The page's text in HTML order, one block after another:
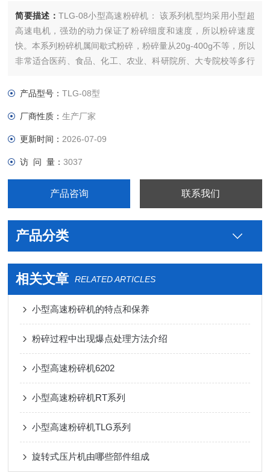
简要描述：TLG-08小型高速粉碎机： 该系列机型均采用小型超
高速电机，强劲的动力保证了粉碎细度和速度，所以粉碎速度
快。本系列粉碎机属间歇式粉碎，粉碎量从20g-400g不等，所以
非常适合医药、食品、化工、农业、科研院所、大专院校等多行
直接放入粉碎室中，旋紧粉碎室盖，开机1-3分钟便可完成粉
产品型号：TLG-08型
厂商性质：生产厂家
更新时间： 2026-07-09
访 问 量：3037
产品咨询 联系我们
产品分类
相关文章 RELATED ARTICLES
小型高速粉碎机的特点和保养
粉碎过程中出现爆点处理方法介绍
小型高速粉碎机6202
小型高速粉碎机RT系列
小型高速粉碎机TLG系列
旋转式压片机由哪些部件组成